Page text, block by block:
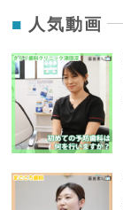
人気動画